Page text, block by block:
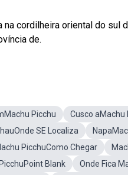
cordilheira oriental do sul
de.
Picchu Cusco aMachu
SE Localiza
PicchuComo Chegar
Blank Onde Fica